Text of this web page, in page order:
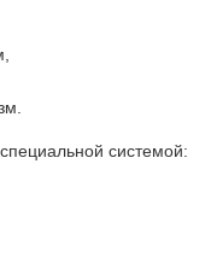
системой: